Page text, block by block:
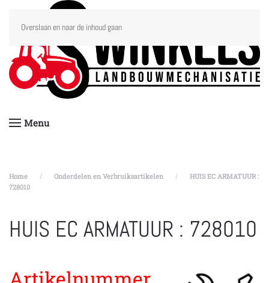
Overslaan en naar de inhoud gaan
Menu
Home Onderdelen en Verbruiksartikelen
HUIS EC ARMATUUR :
728010
HUIS EC ARMATUUR : 728010